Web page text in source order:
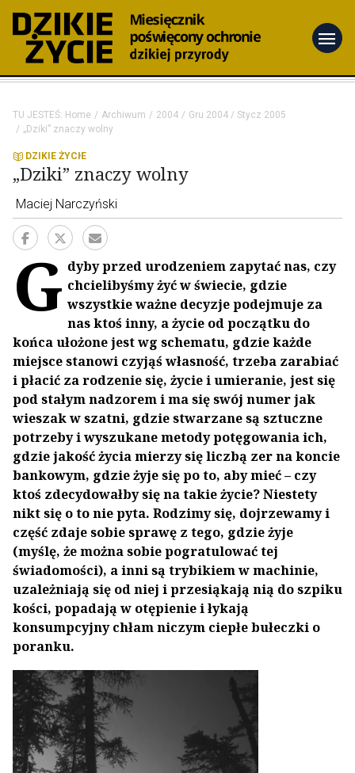
menu
TU JESTEŚ: Home Archiwum 2004
Gru 2004 / Stycz 2005
„Dziki” znaczy wolny
DZIKIE ŻYCIE
„Dziki” znaczy wolny
Maciej Narczyński
G dyby przed urodzeniem zapytać nas, czy
chcielibyśmy żyć w świecie, gdzie
wszystkie ważne decyzje podejmuje za
nas ktoś inny, a życie od początku do
końca ułożone jest wg schematu, gdzie każde
miejsce stanowi czyjąś własność, trzeba zarabiać
i płacić za rodzenie się, życie i umieranie, jest się
pod stałym nadzorem i ma się swój numer jak
wieszak w szatni, gdzie stwarzane są sztuczne
potrzeby i wyszukane metody potęgowania ich,
gdzie jakość życia mierzy się liczbą zer na koncie
bankowym, gdzie żyje się po to, aby mieć – czy
ktoś zdecydowałby się na takie życie? Niestety
nikt się o to nie pyta. Rodzimy się, dojrzewamy i
część zdaje sobie sprawę z tego, gdzie żyje
(myślę, że można sobie pogratulować tej
świadomości), a inni są trybikiem w machinie,
uzależniają się od niej i przesiąkają nią do szpiku
kości, popadają w otępienie i łykają
konsumpcyjny chłam niczym ciepłe bułeczki o
poranku.